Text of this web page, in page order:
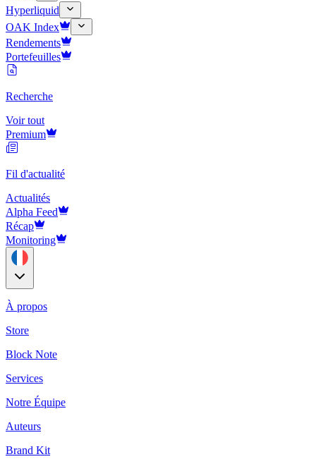
Hyperliquid
OAK Index
Rendements
Portefeuilles
Recherche
Voir tout
Premium
Fil d'actualité
Actualités
Alpha Feed
Récap
Monitoring
À propos
Store
Block Note
Services
Notre Équipe
Auteurs
Brand Kit